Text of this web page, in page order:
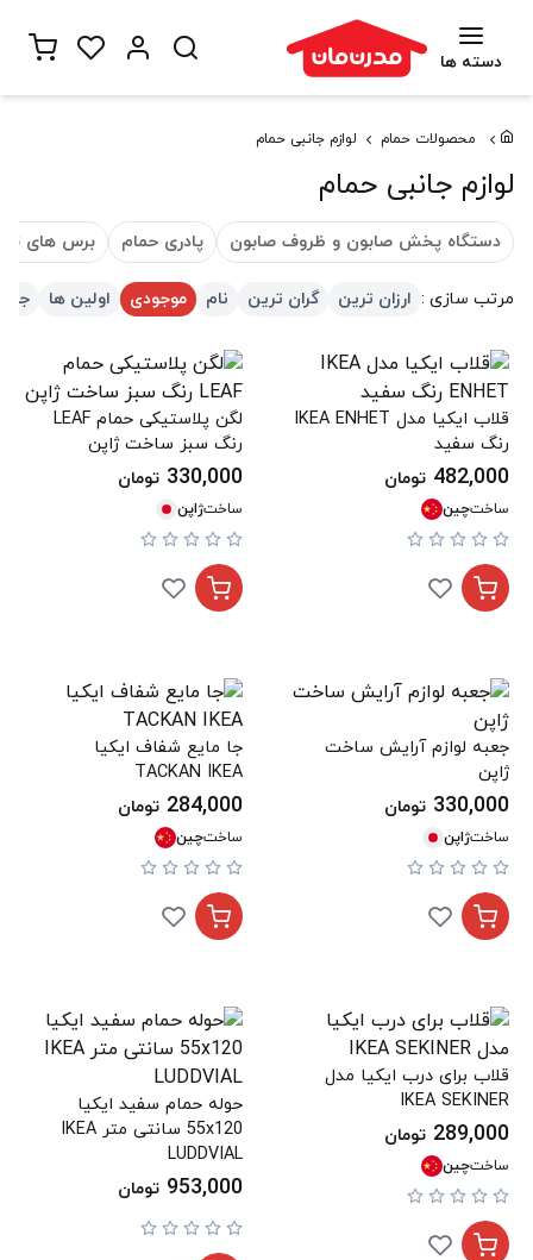
دسته ها
محصولات حمام لوازم جانبی حمام
لوازم جانبی حمام
دستگاه پخش صابون و ظروف صابون پادری حمام برس های
مرتب سازی : ارزان ترین گران ترین نام موجودی اولین ها
قلاب ایکیا مدل IKEA ENHET
رنگ سفید
482,000 تومان
ساختچین
لگن پلاستیکی حمام LEAF
رنگ سبز ساخت ‌ژاپن
330,000 تومان
ساختژاپن
جعبه لوازم آرایش ساخت
ژاپن
330,000 تومان
ساختژاپن
جا مایع شفاف ایکیا
TACKAN IKEA
284,000 تومان
ساختچین
قلاب برای درب ایکیا مدل
IKEA SEKINER
289,000 تومان
ساختچین
حوله حمام سفید ایکیا
55x120 سانتی متر IKEA
LUDDVIAL
953,000 تومان